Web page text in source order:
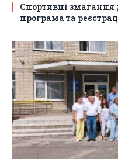
Спортивні змагання
програма та